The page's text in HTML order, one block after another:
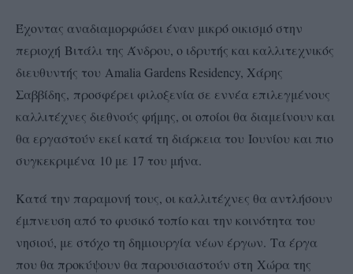
Έχοντας αναδιαμορφώσει έναν μικρό οικισμό στην
περιοχή Βιτάλι της Άνδρου, ο ιδρυτής και καλλιτεχνικός
διευθυντής του Amalia Gardens Residency, Χάρης
Σαββίδης, προσφέρει φιλοξενία σε εννέα επιλεγμένους
καλλιτέχνες διεθνούς φήμης, οι οποίοι θα διαμείνουν και
θα εργαστούν εκεί κατά τη διάρκεια του Ιουνίου και πιο
συγκεκριμένα 10 με 17 του μήνα.
Κατά την παραμονή τους, οι καλλιτέχνες θα αντλήσουν
έμπνευση από το φυσικό τοπίο και την κοινότητα του
νησιού, με στόχο τη δημιουργία νέων έργων. Τα έργα
που θα προκύψουν θα παρουσιαστούν στη Χώρα της